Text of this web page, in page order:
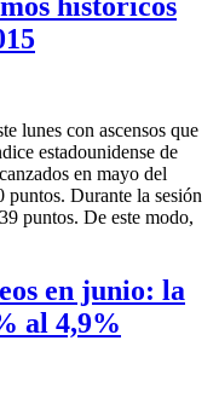
lunes con ascensos que
estadounidense de
en mayo del
puntos. Durante la sesión
puntos. De este modo,
en junio: la
al 4,9%